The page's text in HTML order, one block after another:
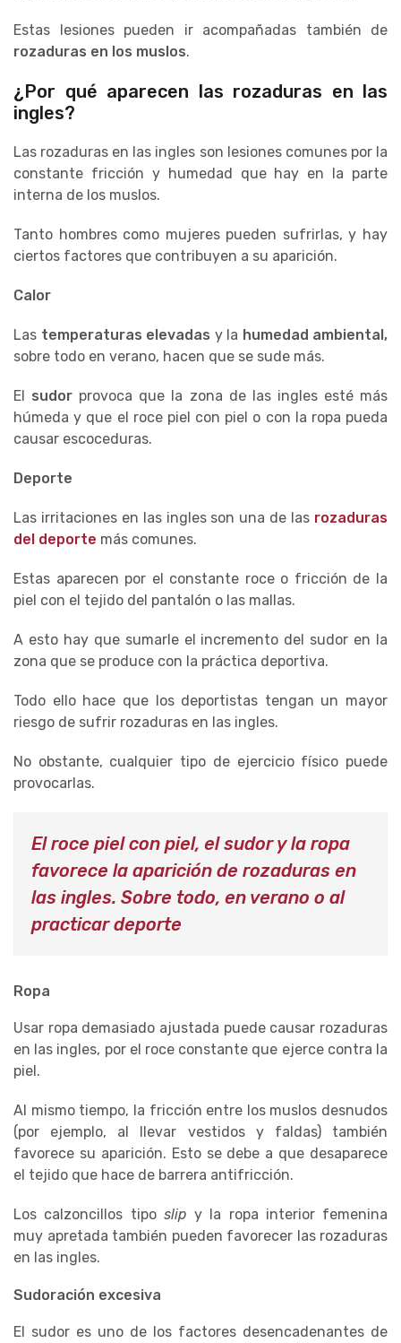
Estas lesiones pueden ir acompañadas también de
rozaduras en los muslos.
¿Por qué aparecen las rozaduras en las
ingles?
Las rozaduras en las ingles son lesiones comunes por la
constante fricción y humedad que hay en la parte
interna de los muslos.
Tanto hombres como mujeres pueden sufrirlas, y hay
ciertos factores que contribuyen a su aparición.
Calor
Las temperaturas elevadas y la humedad ambiental,
sobre todo en verano, hacen que se sude más.
El sudor provoca que la zona de las ingles esté más
húmeda y que el roce piel con piel o con la ropa pueda
causar escoceduras.
Deporte
Las irritaciones en las ingles son una de las rozaduras
del deporte más comunes.
Estas aparecen por el constante roce o fricción de la
piel con el tejido del pantalón o las mallas.
A esto hay que sumarle el incremento del sudor en la
zona que se produce con la práctica deportiva.
Todo ello hace que los deportistas tengan un mayor
riesgo de sufrir rozaduras en las ingles.
No obstante, cualquier tipo de ejercicio físico puede
provocarlas.
El roce piel con piel, el sudor y la ropa
favorece la aparición de rozaduras en
las ingles. Sobre todo, en verano o al
practicar deporte
Ropa
Usar ropa demasiado ajustada puede causar rozaduras
en las ingles, por el roce constante que ejerce contra la
piel.
Al mismo tiempo, la fricción entre los muslos desnudos
(por ejemplo, al llevar vestidos y faldas) también
favorece su aparición. Esto se debe a que desaparece
el tejido que hace de barrera antifricción.
Los calzoncillos tipo slip y la ropa interior femenina
muy apretada también pueden favorecer las rozaduras
en las ingles.
Sudoración excesiva
El sudor es uno de los factores desencadenantes de